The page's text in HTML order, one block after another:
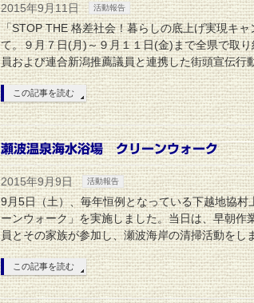
2015年9月11日 活動報告
「STOP THE 格差社会！暮らしの底上げ実現キ
て。９月７日(月)～９月１１日(金)まで全県で取
員および連合新潟推薦議員と連携した街頭宣伝
この記事を読む
瀬波温泉海水浴場 クリーンウォーク
2015年9月9日 活動報告
9月5日（土）、毎年恒例となっている下越地協
ーンウォーク」を実施しました。当日は、早朝作
員とその家族が参加し、瀬波海岸の清掃活動を
この記事を読む